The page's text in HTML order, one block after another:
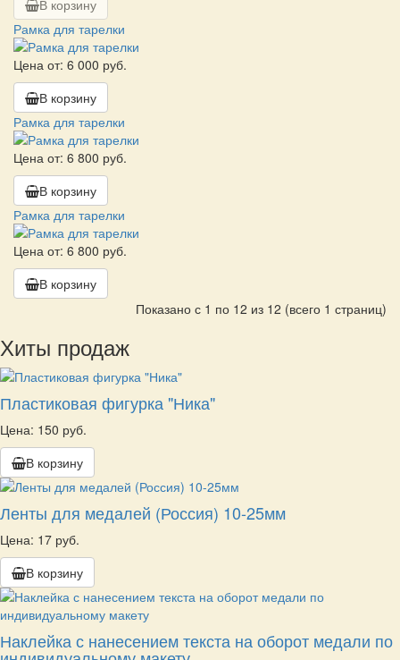
В корзину
Рамка для тарелки
Цена от: 6 000 руб.
В корзину
Рамка для тарелки
Цена от: 6 800 руб.
В корзину
Рамка для тарелки
Цена от: 6 800 руб.
В корзину
Показано с 1 по 12 из 12 (всего 1 страниц)
Хиты продаж
Пластиковая фигурка "Ника"
Цена: 150 руб.
В корзину
Ленты для медалей (Россия) 10-25мм
Цена: 17 руб.
В корзину
Наклейка с нанесением текста на оборот медали по